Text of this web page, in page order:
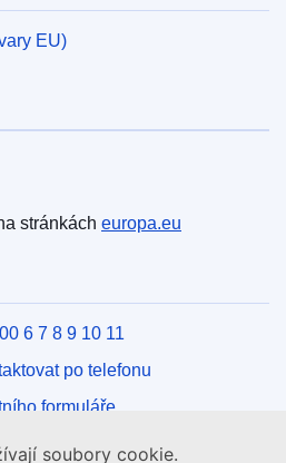
soubory cookie.
EU)
stránkách europa.eu
6 7 8 9 10 11
po telefonu
formuláře
EU